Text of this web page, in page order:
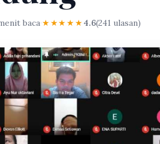
baca·★★★★★4.6(241 ulasan)